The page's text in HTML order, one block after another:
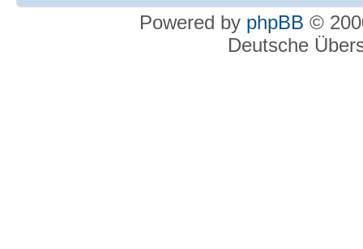
Powered by phpBB ©
Deutsche